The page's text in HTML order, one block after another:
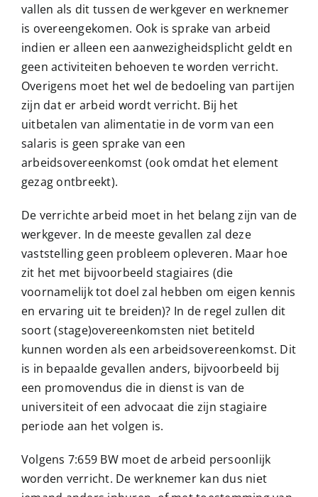
vallen als dit tussen de werkgever en werknemer
is overeengekomen. Ook is sprake van arbeid
indien er alleen een aanwezigheidsplicht geldt en
geen activiteiten behoeven te worden verricht.
Overigens moet het wel de bedoeling van partijen
zijn dat er arbeid wordt verricht. Bij het
uitbetalen van alimentatie in de vorm van een
salaris is geen sprake van een
arbeidsovereenkomst (ook omdat het element
gezag ontbreekt).
De verrichte arbeid moet in het belang zijn van de
werkgever. In de meeste gevallen zal deze
vaststelling geen probleem opleveren. Maar hoe
zit het met bijvoorbeeld stagiaires (die
voornamelijk tot doel zal hebben om eigen kennis
en ervaring uit te breiden)? In de regel zullen dit
soort (stage)overeenkomsten niet betiteld
kunnen worden als een arbeidsovereenkomst. Dit
is in bepaalde gevallen anders, bijvoorbeeld bij
een promovendus die in dienst is van de
universiteit of een advocaat die zijn stagiaire
periode aan het volgen is.
Volgens 7:659 BW moet de arbeid persoonlijk
worden verricht. De werknemer kan dus niet